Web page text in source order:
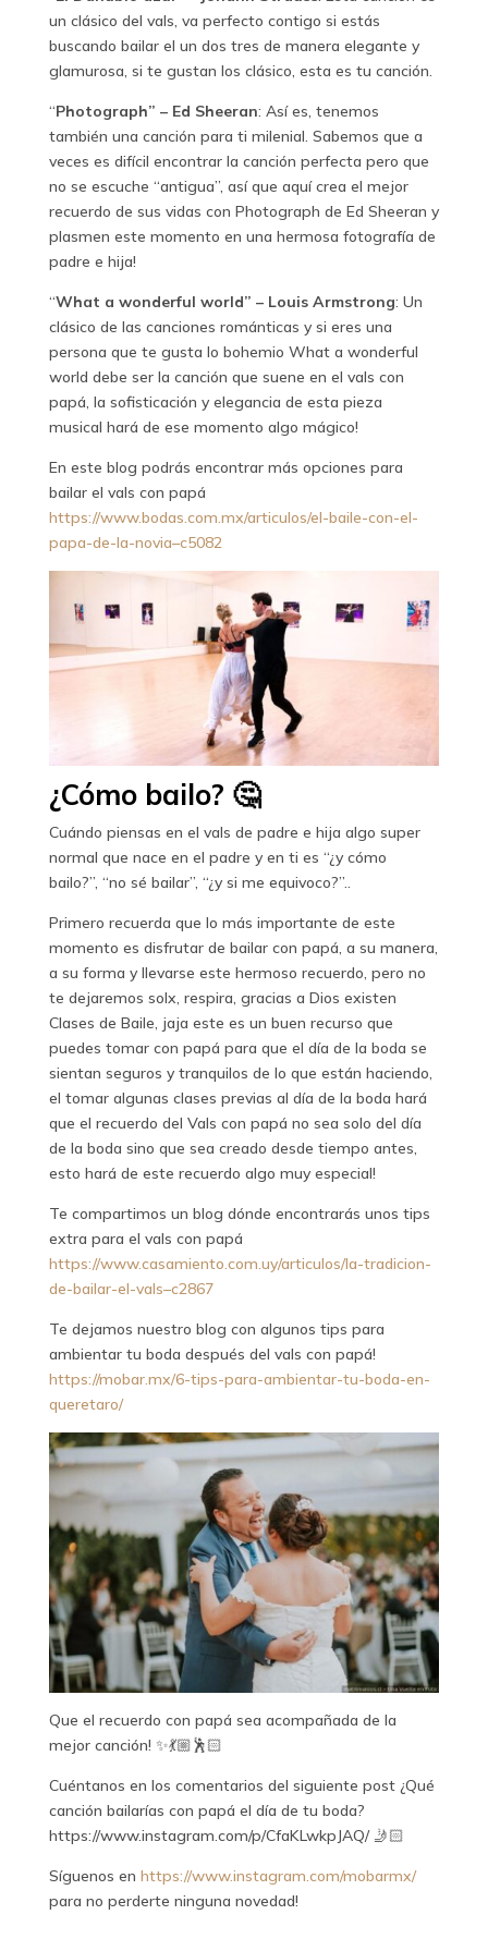
un clásico del vals, va perfecto contigo si estás
buscando bailar el un dos tres de manera elegante y
glamurosa, si te gustan los clásico, esta es tu canción.
“Photograph” – Ed Sheeran: Así es, tenemos
también una canción para ti milenial. Sabemos que a
veces es difícil encontrar la canción perfecta pero que
no se escuche “antigua”, así que aquí crea el mejor
recuerdo de sus vidas con Photograph de Ed Sheeran y
plasmen este momento en una hermosa fotografía de
padre e hija!
“What a wonderful world” – Louis Armstrong: Un
clásico de las canciones románticas y si eres una
persona que te gusta lo bohemio What a wonderful
world debe ser la canción que suene en el vals con
papá, la sofisticación y elegancia de esta pieza
musical hará de ese momento algo mágico!
En este blog podrás encontrar más opciones para
bailar el vals con papá
https://www.bodas.com.mx/articulos/el-baile-con-el-
papa-de-la-novia–c5082
¿Cómo bailo? 🤔
Cuándo piensas en el vals de padre e hija algo super
normal que nace en el padre y en ti es “¿y cómo
bailo?”, “no sé bailar”, “¿y si me equivoco?”..
Primero recuerda que lo más importante de este
momento es disfrutar de bailar con papá, a su manera,
a su forma y llevarse este hermoso recuerdo, pero no
te dejaremos solx, respira, gracias a Dios existen
Clases de Baile, jaja este es un buen recurso que
puedes tomar con papá para que el día de la boda se
sientan seguros y tranquilos de lo que están haciendo,
el tomar algunas clases previas al día de la boda hará
que el recuerdo del Vals con papá no sea solo del día
de la boda sino que sea creado desde tiempo antes,
esto hará de este recuerdo algo muy especial!
Te compartimos un blog dónde encontrarás unos tips
extra para el vals con papá
https://www.casamiento.com.uy/articulos/la-tradicion-
de-bailar-el-vals–c2867
Te dejamos nuestro blog con algunos tips para
ambientar tu boda después del vals con papá!
https://mobar.mx/6-tips-para-ambientar-tu-boda-en-
queretaro/
Que el recuerdo con papá sea acompañada de la
mejor canción! ✨💃🏼🕺🏻
Cuéntanos en los comentarios del siguiente post ¿Qué
canción bailarías con papá el día de tu boda?
https://www.instagram.com/p/CfaKLwkpJAQ/ 🤳🏻
Síguenos en https://www.instagram.com/mobarmx/
para no perderte ninguna novedad!